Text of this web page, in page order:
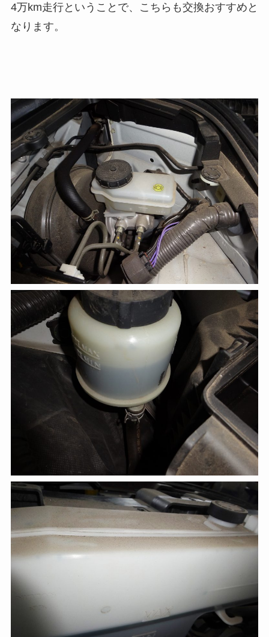
4万km走行ということで、こちらも交換おすすめと
なります。